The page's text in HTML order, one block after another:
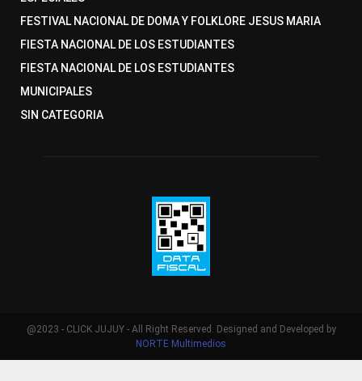
FESTIVAL NACIONAL DE DOMA Y FOLKLORE JESUS MARIA
FIESTA NACIONAL DE LOS ESTUDIANTES
FIESTA NACIONAL DE LOS ESTUDIANTES
MUNICIPALES
SIN CATEGORIA
@2023 - CLICK JUJUY - All Right Reserved. Designed and Developed by
NORTE Multimedios